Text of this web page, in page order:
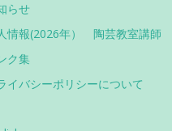
らせ
情報(2026年） 陶芸教室講師
ク集
イバシーポリシーについて